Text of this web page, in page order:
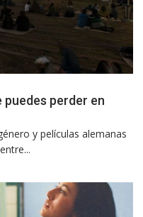
perder en
y películas alemanas